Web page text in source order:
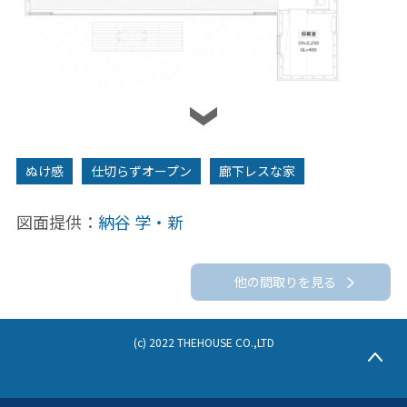
ぬけ感 仕切らずオープン 廊下レスな家
図面提供： 納谷 学・新
他の間取りを見る
(c) 2022 THEHOUSE CO.,LTD